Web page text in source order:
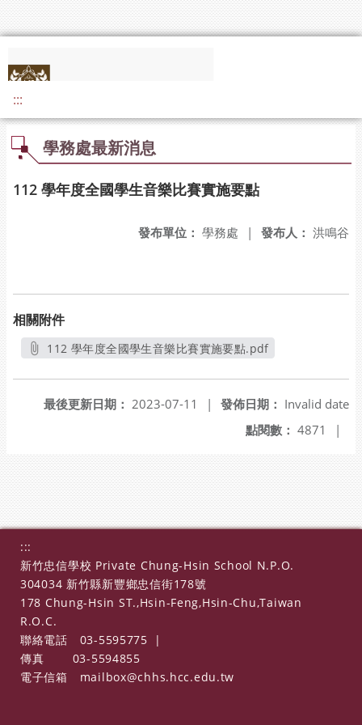
:::
學務處最新消息
112 學年度全國學生音樂比賽實施要點
發布人： 洪鳴谷
發布單位： 學務處 |
相關附件
112 學年度全國學生音樂比賽實施要點.pdf
發佈日期： Invalid date
最後更新日期： 2023-07-11
|
點閱數： 4871 |
:::
新竹忠信學校 Private Chung-Hsin School N.P.O.
304034 新竹縣新豐鄉忠信街178號
178 Chung-Hsin ST.,Hsin-Feng,Hsin-Chu,Taiwan
R.O.C.
聯絡電話
03-5595775
|
傳真
03-5594855
電子信箱
mailbox@chhs.hcc.edu.tw